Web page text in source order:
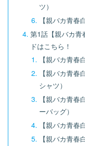
ツ）
【親バカ青春
第1話【親バカ青
ドはこちら！
【親バカ青春
【親バカ青
シャツ）
【親バカ青
ーバッグ）
【親バカ青春
【親バカ青春